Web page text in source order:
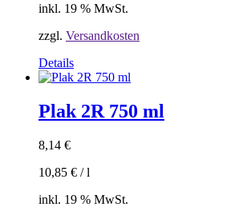
inkl. 19 % MwSt.
zzgl. Versandkosten
Details
Plak 2R 750 ml
8,14 €
10,85 € /l
inkl. 19 % MwSt.